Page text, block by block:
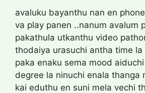
avaluku bayanthu nan en
va play panen ..nanum avalum
pakathula utkanthu video
thodaiya urasuchi antha time
paka enaku sema mood
degree la ninuchi enala thanga
kai eduthu en suni mela vechi